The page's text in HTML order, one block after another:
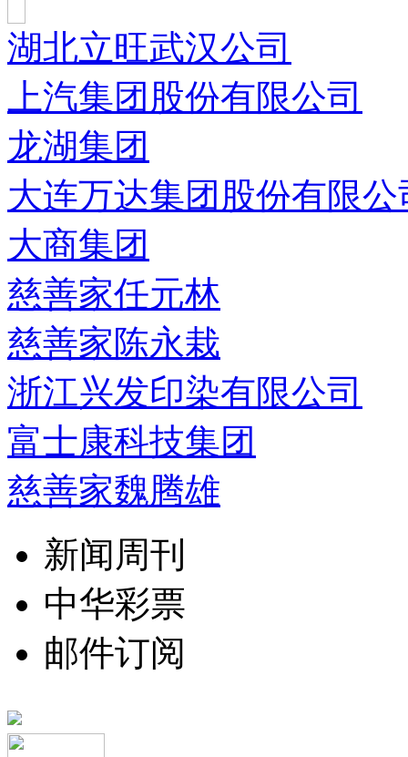
湖北立旺武汉公司
上汽集团股份有限公司
龙湖集团
大连万达集团股份有限公
大商集团
慈善家任元林
慈善家陈永栽
浙江兴发印染有限公司
富士康科技集团
慈善家魏腾雄
新闻周刊
中华彩票
邮件订阅